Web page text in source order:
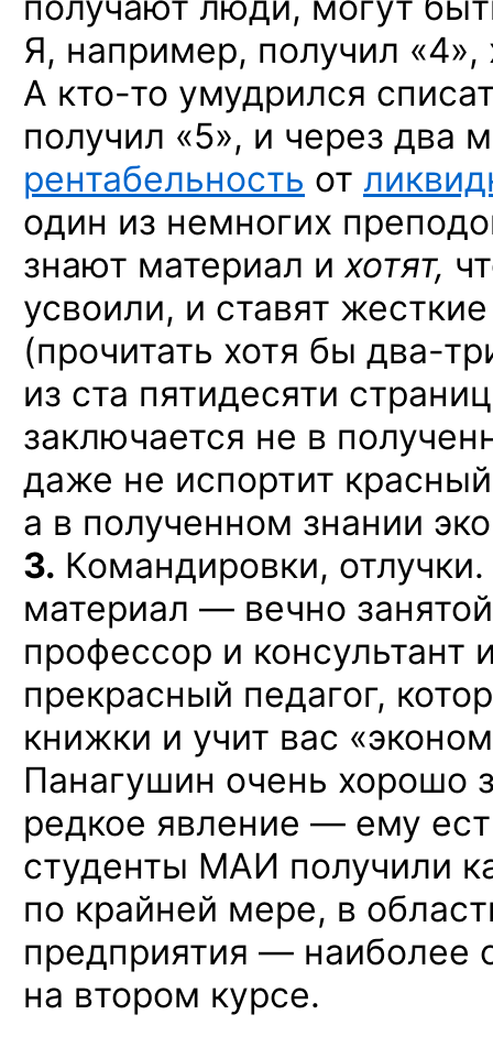
Я, например, получил «4»,
А кто-то умудрился
получил «5», и через два
рентабельность от
один из немногих
знают материал и хотят,
усвоили, и ставят
(прочитать хотя бы два-
из ста пятидесяти
заключается не в
даже не испортит
а в полученном знании
3. Командировки,
материал — вечно
профессор и консультант
прекрасный педагог,
книжки и учит вас
Панагушин очень хорошо
редкое явление — ему
студенты МАИ получили
по крайней мере, в
предприятия — наиболее
на втором курсе.